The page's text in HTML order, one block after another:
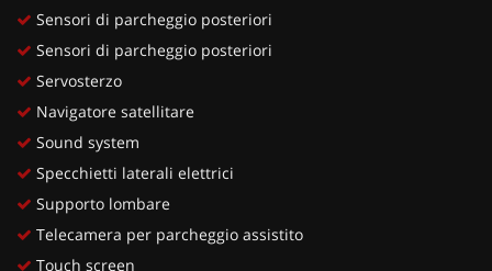
Sensori di parcheggio posteriori
Sensori di parcheggio posteriori
Servosterzo
Navigatore satellitare
Sound system
Specchietti laterali elettrici
Supporto lombare
Telecamera per parcheggio assistito
Touch screen